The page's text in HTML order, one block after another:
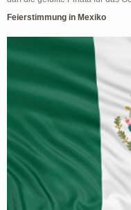
Feierstimmung in Mexiko